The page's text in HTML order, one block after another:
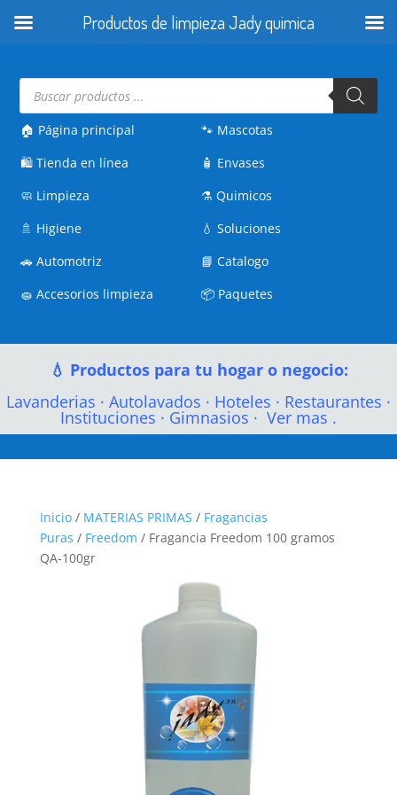
Búsqueda
productos
🏠 Página principal
🛍️Tienda en línea
🧼 Limpieza
🚿 Higiene
🚗Automotriz
🧽Accesorios limpieza
🐾 Mascotas
🧴 Envases
⚗️Quimicos
💧Soluciones
📘Catalogo
📦 Paquetes
💧 Productos para tu hogar o negocio:
Lavanderias · Autolavados · Hoteles · Restaurantes ·
Instituciones · Gimnasios · Ver mas .
Inicio/ MATERIAS PRIMAS / Fragancias
Puras / Freedom / Fragancia Freedom 100 gramos
QA-100gr
Productos de limpieza Jady quimica